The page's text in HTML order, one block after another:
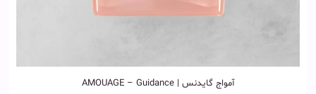
آمواج گایدنس | AMOUAGE – Guidance